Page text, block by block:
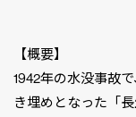
【概要】
1942年の水没事故
き埋めとなった「